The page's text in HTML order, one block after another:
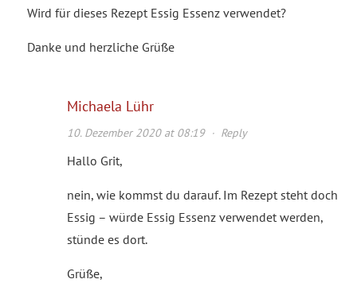
Wird für dieses Rezept Essig Essenz verwendet?
Danke und herzliche Grüße
Michaela Lühr
10. Dezember 2020 at 08:19· Reply
Hallo Grit,
nein, wie kommst du darauf. Im Rezept steht doch
Essig – würde Essig Essenz verwendet werden,
stünde es dort.
Grüße,